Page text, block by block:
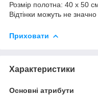
Розмір полотна: 40 х 50
Відтінки можуть не
Приховати
Характеристики
Основні атрибути